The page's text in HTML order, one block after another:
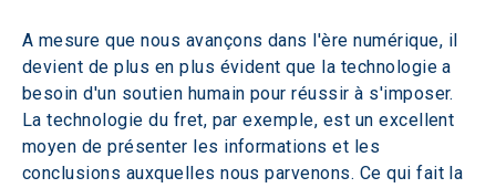
A mesure que nous avançons dans l'ère numérique, il
devient de plus en plus évident que la technologie a
besoin d'un soutien humain pour réussir à s'imposer.
La technologie du fret, par exemple, est un excellent
moyen de présenter les informations et les
conclusions auxquelles nous parvenons. Ce qui fait la